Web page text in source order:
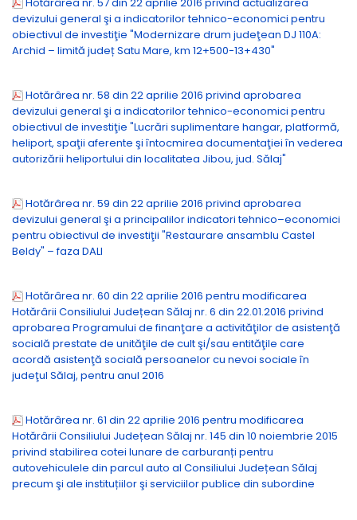
devizului general şi a indicatorilor tehnico-economici pentru
obiectivul de investiţie "Modernizare drum judeţean DJ 110A:
Archid – limită județ Satu Mare, km 12+500-13+430"
Hotărârea nr. 58 din 22 aprilie 2016 privind aprobarea
devizului general şi a indicatorilor tehnico-economici pentru
obiectivul de investiţie "Lucrări suplimentare hangar, platformă,
heliport, spaţii aferente şi întocmirea documentaţiei în vederea
autorizării heliportului din localitatea Jibou, jud. Sălaj"
Hotărârea nr. 59 din 22 aprilie 2016 privind aprobarea
devizului general şi a principalilor indicatori tehnico–economici
pentru obiectivul de investiţii "Restaurare ansamblu Castel
Beldy" – faza DALI
Hotărârea nr. 60 din 22 aprilie 2016 pentru modificarea
Hotărârii Consiliului Județean Sălaj nr. 6 din 22.01.2016 privind
aprobarea Programului de finanţare a activităţilor de asistenţă
socială prestate de unităţile de cult şi/sau entităţile care
acordă asistenţă socială persoanelor cu nevoi sociale în
judeţul Sălaj, pentru anul 2016
Hotărârea nr. 61 din 22 aprilie 2016 pentru modificarea
Hotărârii Consiliului Județean Sălaj nr. 145 din 10 noiembrie 2015
privind stabilirea cotei lunare de carburanți pentru
autovehiculele din parcul auto al Consiliului Județean Sălaj
precum şi ale instituțiilor şi serviciilor publice din subordine